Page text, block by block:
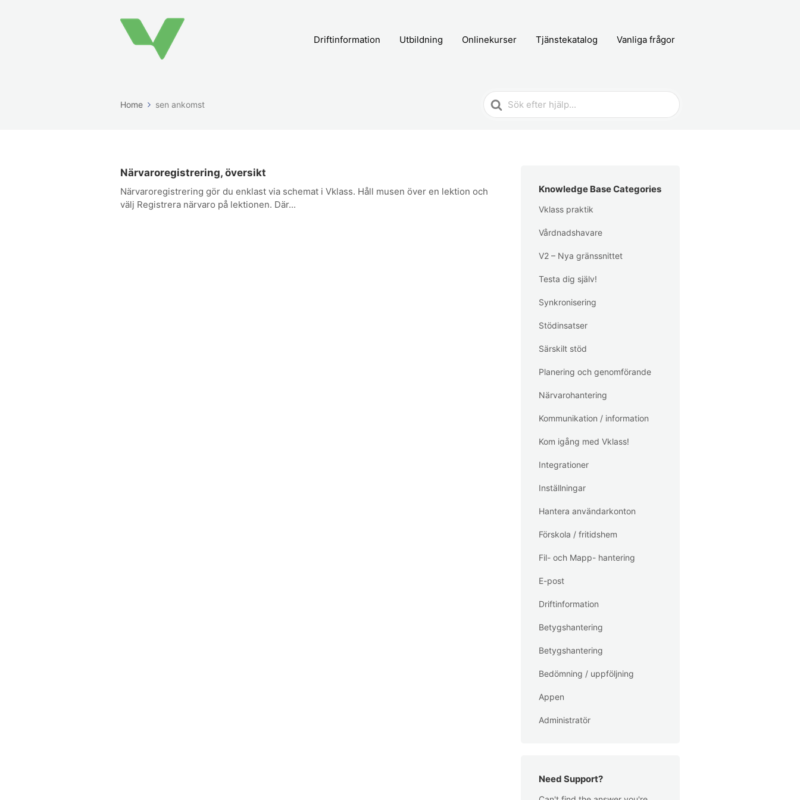
Driftinformation Utbildning Onlinekurser Tjänstekatalog Vanliga frågor
Home sen ankomst
Search
For
Närvaroregistrering, översikt
Närvaroregistrering gör du enklast via schemat i Vklass. Håll musen över en lektion och
välj Registrera närvaro på lektionen. Där...
Knowledge Base Categories
Vklass praktik
Vårdnadshavare
V2 – Nya gränssnittet
Testa dig själv!
Synkronisering
Stödinsatser
Särskilt stöd
Planering och genomförande
Närvarohantering
Kommunikation / information
Kom igång med Vklass!
Integrationer
Inställningar
Hantera användarkonton
Förskola / fritidshem
Fil- och Mapp- hantering
E-post
Driftinformation
Betygshantering
Betygshantering
Bedömning / uppföljning
Appen
Administratör
Need Support?